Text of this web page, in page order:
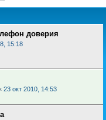
доверия
15:18
23 окт 2010, 14:53